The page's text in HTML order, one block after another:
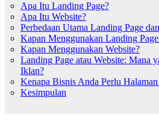
Apa Itu Landing Page?
Apa Itu Website?
Perbedaan Utama Landing Page
Kapan Menggunakan Landing
Kapan Menggunakan Website?
Landing Page atau Website: Mana
Iklan?
Kenapa Bisnis Anda Perlu
Kesimpulan